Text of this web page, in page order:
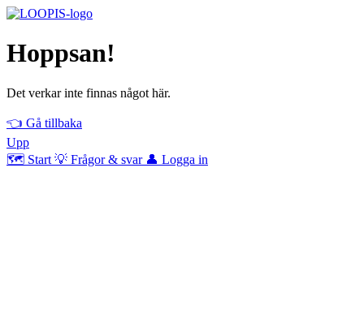
Hoppsan!
Det verkar inte finnas något här.
👈 Gå tillbaka
Upp
🗺 Start 💡 Frågor & svar 👤 Logga in